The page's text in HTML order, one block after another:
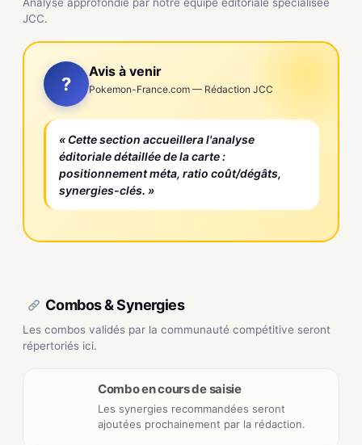
JCC.
?
Avis à venir
Pokemon-France.com — Rédaction JCC
« Cette section accueillera l'analyse
éditoriale détaillée de la carte :
positionnement méta, ratio coût/dégâts,
synergies-clés. »
Combos & Synergies
Les combos validés par la communauté compétitive seront
répertoriés ici.
Combo en cours de saisie
Les synergies recommandées seront
ajoutées prochainement par la rédaction.